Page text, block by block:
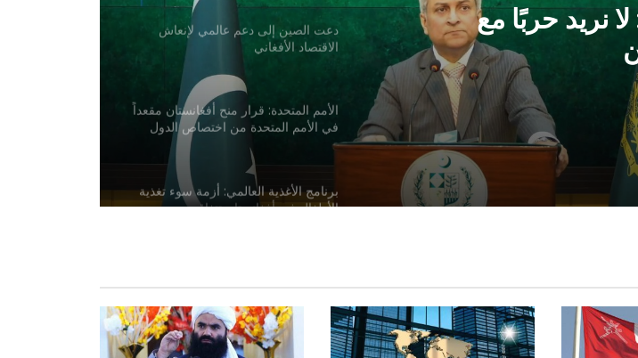
نريد حربًا مع
دعت الصين إلى دعم عالمي لإنعاش
الاقتصاد الأفغاني
الأمم المتحدة: قرار منح أفغانستان مقعداً
في الأمم المتحدة من اختصاص الدول
الأعضاء
برنامج الأغذية العالمي: أزمة سوء تغذية
الأطفال في أفغانستان تتفاقم
قندهار السريع، وإصابة العشرات
التقى سفير إمارة أفغانستان الإسلامية